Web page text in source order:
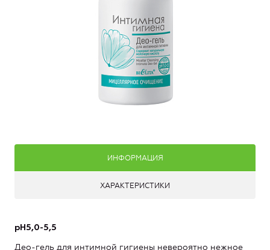
ИНФОРМАЦИЯ
ХАРАКТЕРИСТИКИ
рН5,0-5,5
Део-гель для интимной гигиены невероятно нежное